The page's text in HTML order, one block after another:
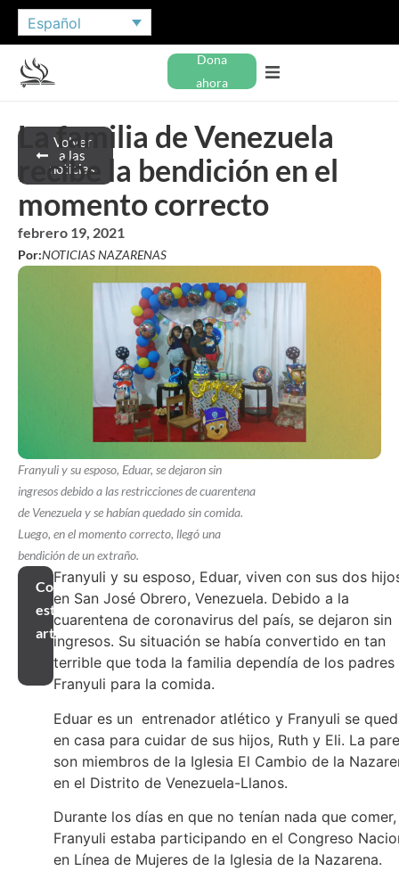
Español
Dona
ahora
Volver
a las
noticias
La familia de Venezuela
recibe la bendición en el
momento correcto
febrero 19, 2021
Por:NOTICIAS NAZARENAS
Franyuli y su esposo, Eduar, se dejaron sin
ingresos debido a las restricciones de cuarentena
de Venezuela y se habían quedado sin comida.
Luego, en el momento correcto, llegó una
bendición de un extraño.
Compartir
este
artículo
Franyuli y su esposo, Eduar, viven con sus dos
en San José Obrero, Venezuela. Debido a la
cuarentena de coronavirus del país, se dejaron sin
ingresos. Su situación se había convertido en tan
terrible que toda la familia dependía de los padres
Franyuli para la comida.
Eduar es un entrenador atlético y Franyuli se
en casa para cuidar de sus hijos, Ruth y Eli. La
son miembros de la Iglesia El Cambio de la
en el Distrito de Venezuela-Llanos.
Durante los días en que no tenían nada que comer,
Franyuli estaba participando en el Congreso
en Línea de Mujeres de la Iglesia de la Nazarena.